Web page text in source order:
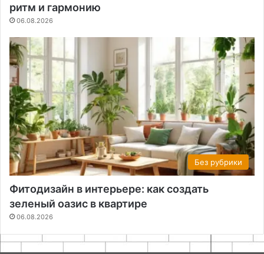
ритм и гармонию
06.08.2026
Без рубрики
Фитодизайн в интерьере: как создать
зеленый оазис в квартире
06.08.2026